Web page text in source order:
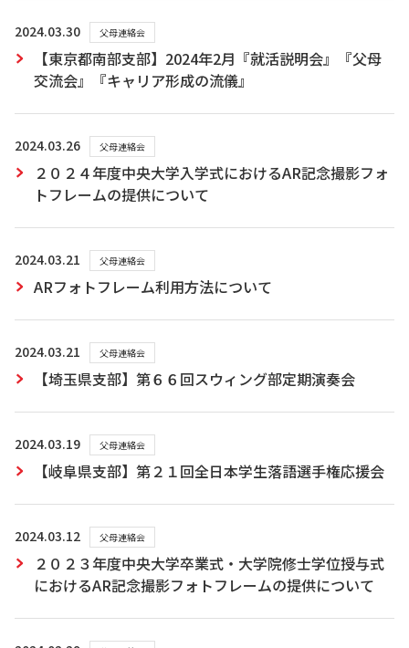
2024.03.30 父母連絡会
【東京都南部支部】2024年2月『就活説明会』『父母
交流会』『キャリア形成の流儀』
2024.03.26 父母連絡会
２０２４年度中央大学入学式におけるAR記念撮影フォ
トフレームの提供について
2024.03.21 父母連絡会
ARフォトフレーム利用方法について
2024.03.21 父母連絡会
【埼玉県支部】第６６回スウィング部定期演奏会
2024.03.19 父母連絡会
【岐阜県支部】第２１回全日本学生落語選手権応援会
2024.03.12 父母連絡会
２０２３年度中央大学卒業式・大学院修士学位授与式
におけるAR記念撮影フォトフレームの提供について